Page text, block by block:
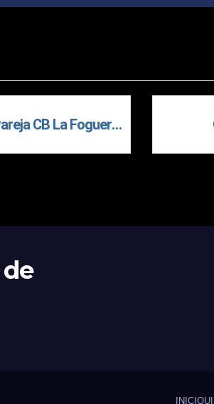
Ca Pareja CB La Foguera Canals
INICI